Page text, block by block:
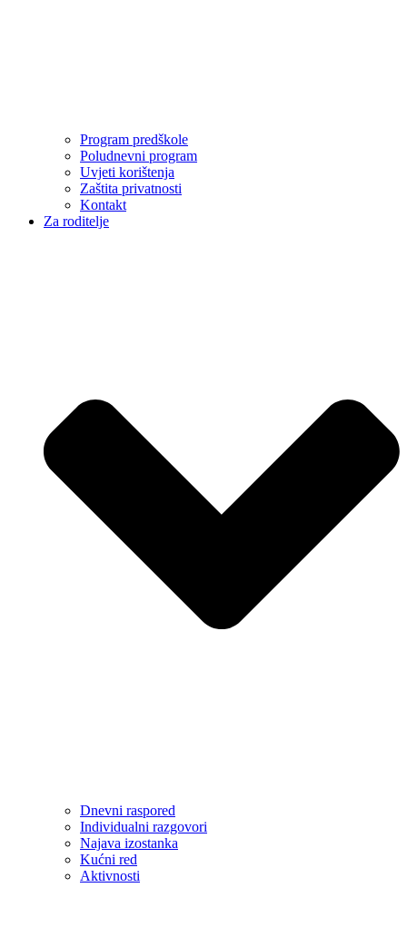
Program predškole
Poludnevni program
Uvjeti korištenja
Zaštita privatnosti
Kontakt
Za roditelje
Dnevni raspored
Individualni razgovori
Najava izostanka
Kućni red
Aktivnosti